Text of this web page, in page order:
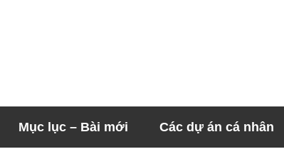
Mục lục – Bài mới Các dự án cá nhân